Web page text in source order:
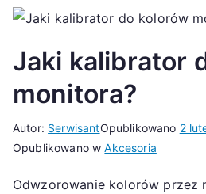
Jaki kalibrator
monitora?
Autor: SerwisantOpublikowano 2
Opublikowano wAkcesoria
Odwzorowanie kolorów przez